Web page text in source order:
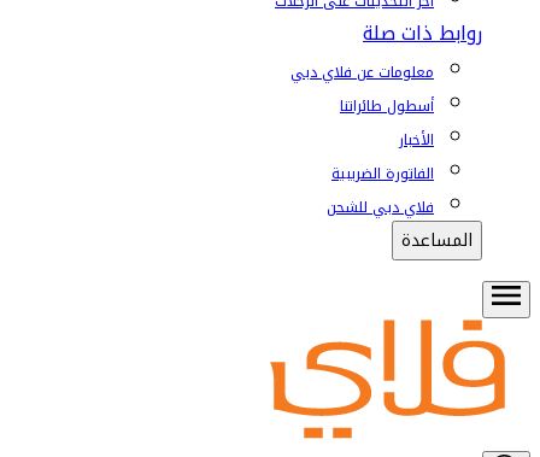
روابط ذات صلة
معلومات عن فلاي دبي
أسطول طائراتنا
الأخبار
الفاتورة الضريبية
فلاي دبي للشحن
المساعدة